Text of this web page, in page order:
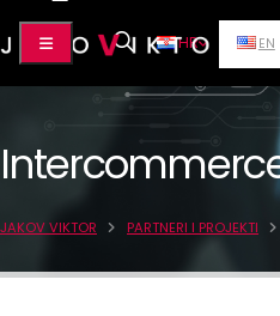
HR EN
JAKOV VIKTOR PARTNERI I PROJEKTI